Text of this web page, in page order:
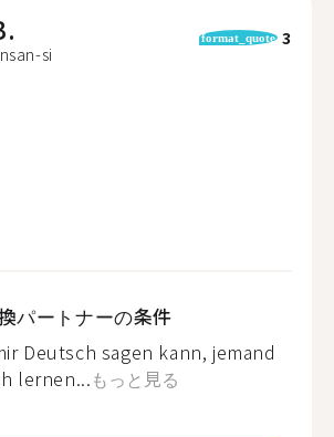
si
format_quote 3
パートナーの条件
Deutsch sagen kann, jemand
lernen...もっと見る